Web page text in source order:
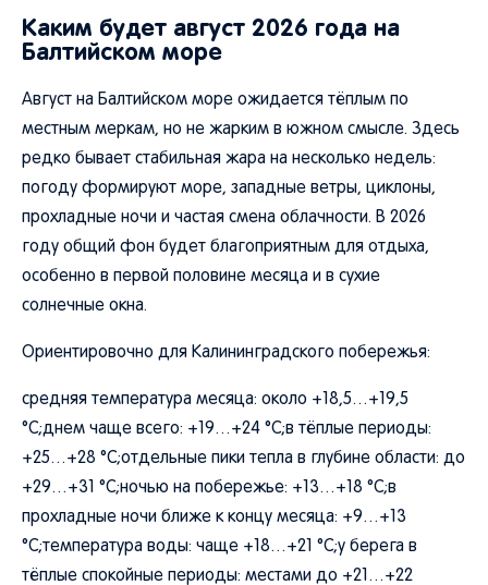
Каким будет август 2026 года на
Балтийском море
Август на Балтийском море ожидается тёплым по
местным меркам, но не жарким в южном смысле. Здесь
редко бывает стабильная жара на несколько недель:
погоду формируют море, западные ветры, циклоны,
прохладные ночи и частая смена облачности. В 2026
году общий фон будет благоприятным для отдыха,
особенно в первой половине месяца и в сухие
солнечные окна.
Ориентировочно для Калининградского побережья:
средняя температура месяца: около +18,5…+19,5
°C;днем чаще всего: +19…+24 °C;в тёплые периоды:
+25…+28 °C;отдельные пики тепла в глубине области: до
+29…+31 °C;ночью на побережье: +13…+18 °C;в
прохладные ночи ближе к концу месяца: +9…+13
°C;температура воды: чаще +18…+21 °C;у берега в
тёплые спокойные периоды: местами до +21…+22